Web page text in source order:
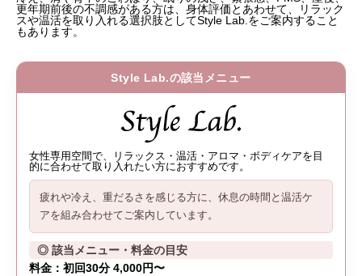
更年期前後の不調感がある方は、身体評価とあわせて、リラック
スや温活を取り入れる選択肢としてStyle Lab.をご案内すること
もあります。
Style Lab.の該当メニュー
女性専用空間で、リラックス・温活・アロマ・ボディケアを目
的に合わせて取り入れたい方におすすめです。
疲れや冷え、重だるさを感じる方に、 休息の時間と温活ケ
アを組み合わせてご案内しています。
◎ 該当メニュー・料金の目安
料金：初回30分 4,000円〜